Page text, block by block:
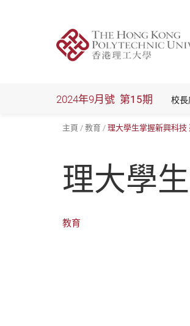
2024年9月號 第15期 校長
主頁 教育 理大學生掌握新興科技
理大學
教育